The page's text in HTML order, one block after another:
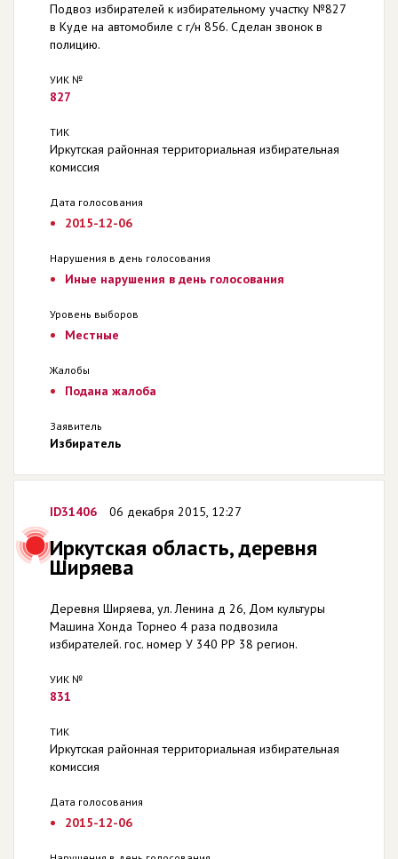
Подвоз избирателей к избирательному участку №827
в Куде на автомобиле с г/н 856. Сделан звонок в
полицию.
УИК №
827
ТИК
Иркутская районная территориальная избирательная
комиссия
Дата голосования
2015-12-06
Нарушения в день голосования
Иные нарушения в день голосования
Уровень выборов
Местные
Жалобы
Подана жалоба
Заявитель
Избиратель
ID31406 06 декабря 2015, 12:27
Иркутская область, деревня
Ширяева
Деревня Ширяева, ул. Ленина д 26, Дом культуры
Машина Хонда Торнео 4 раза подвозила
избирателей. гос. номер У 340 РР 38 регион.
УИК №
831
ТИК
Иркутская районная территориальная избирательная
комиссия
Дата голосования
2015-12-06